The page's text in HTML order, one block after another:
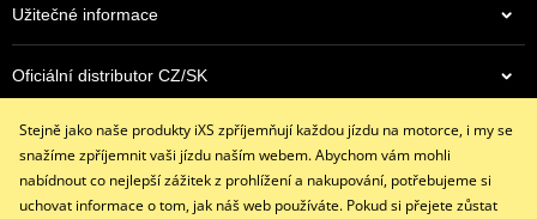
KOMPATIBILNÍ S KALHOTAMI: FIFTYSIX.7 ZG63014
size chart GMS
PDF GMS SIZE
PDF GMS SIZES
Užitečné informace
Oficiální distributor CZ/SK
Kontaktujte nás
info@ixs-motopoint.cz
Stejně jako naše produkty iXS zpříjemňují každou jízdu na motorce, i my se
snažíme zpříjemnit vaši jízdu naším webem. Abychom vám mohli
nabídnout co nejlepší zážitek z prohlížení a nakupování, potřebujeme si
uchovat informace o tom, jak náš web používáte. Pokud si přejete zůstat